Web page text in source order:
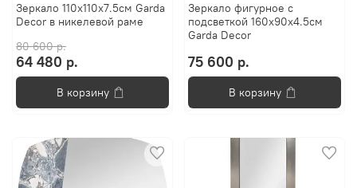
Зеркало 110x110x7.5см Garda
Decor в никелевой раме
80 600 р.
64 480 р.
В корзину
Зеркало фигурное с
подсветкой 160x90x4.5см
Garda Decor
75 600 р.
В корзину